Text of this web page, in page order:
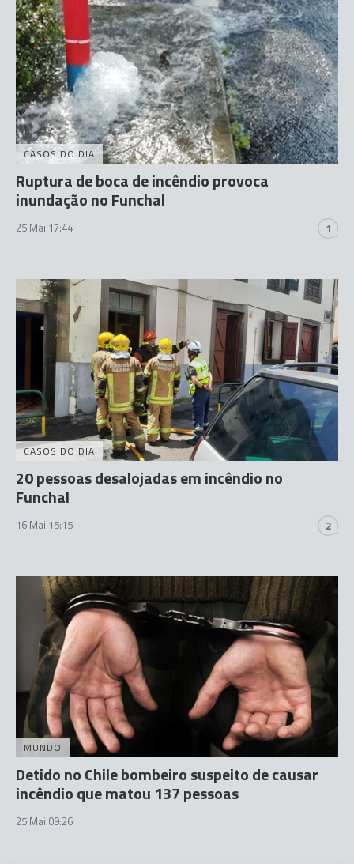
CASOS DO DIA
Ruptura de boca de incêndio provoca
inundação no Funchal
25 Mai 17:44 1
CASOS DO DIA
20 pessoas desalojadas em incêndio no
Funchal
16 Mai 15:15 2
MUNDO
Detido no Chile bombeiro suspeito de causar
incêndio que matou 137 pessoas
25 Mai 09:26